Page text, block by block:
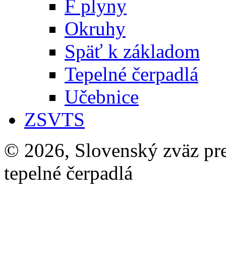
F plyny
Okruhy
Späť k základom
Tepelné čerpadlá
Učebnice
ZSVTS
© 2026, Slovenský zväz
tepelné čerpadlá